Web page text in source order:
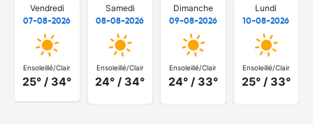
Vendredi
07-08-2026
Ensoleillé/Clair
25° / 34°
Samedi
08-08-2026
Ensoleillé/Clair
24° / 34°
Dimanche
09-08-2026
Ensoleillé/Clair
24° / 33°
Lundi
10-08-2026
Ensoleillé/Clair
25° / 33°